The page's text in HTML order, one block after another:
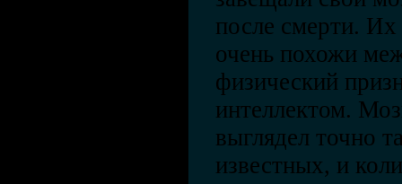
после смерти.
очень похожи
физический
интеллектом.
выглядел точно
известных, и